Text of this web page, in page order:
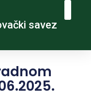
savez